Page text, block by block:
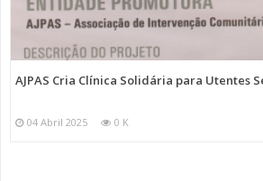
AJPAS Cria Clínica Solidária para Utentes
04 Abril 2025 0 K